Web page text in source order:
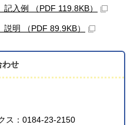
入例 （PDF 119.8KB）
明 （PDF 89.9KB）
わせ
ス：0184-23-2150